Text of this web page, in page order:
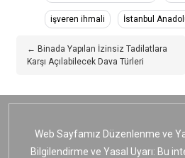
işveren ihmali İstanbul
← Binada Yapılan İzinsiz Tadilatlara
Karşı Açılabilecek Dava Türleri
Web Sayfamız Düzenlenme ve
Bilgilendirme ve Yasal Uyarı: Bu